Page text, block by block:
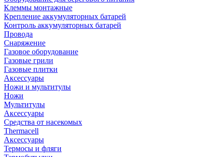
Клеммы монтажные
Крепление аккумуляторных батарей
Контроль аккумуляторных батарей
Провода
Снаряжение
Газовое оборудование
Газовые грили
Газовые плитки
Аксессуары
Ножи и мультитулы
Ножи
Мультитулы
Аксессуары
Средства от насекомых
Thermacell
Аксессуары
Термосы и фляги